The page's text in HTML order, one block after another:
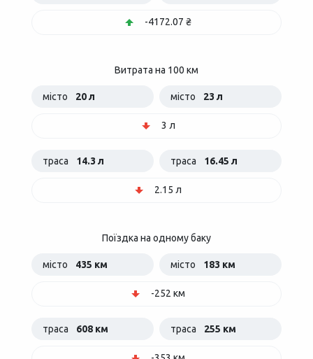
-4172.07 ₴
Витрата на 100 км
місто 20 л місто 23 л
3 л
траса 14.3 л траса 16.45 л
2.15 л
Поїздка на одному баку
місто 435 км місто 183 км
-252 км
траса 608 км траса 255 км